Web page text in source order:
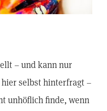
– und kann nur
selbst hinterfragt –
unhöflich finde, wenn